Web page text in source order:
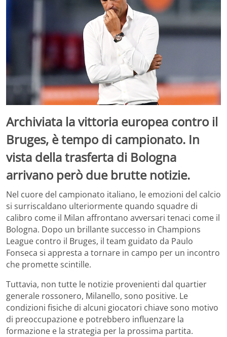
Archiviata la vittoria europea contro il
Bruges, è tempo di campionato. In
vista della trasferta di Bologna
arrivano però due brutte notizie.
Nel cuore del campionato italiano, le emozioni del calcio
si surriscaldano ulteriormente quando squadre di
calibro come il Milan affrontano avversari tenaci come il
Bologna. Dopo un brillante successo in Champions
League contro il Bruges, il team guidato da Paulo
Fonseca si appresta a tornare in campo per un incontro
che promette scintille.
Tuttavia, non tutte le notizie provenienti dal quartier
generale rossonero, Milanello, sono positive. Le
condizioni fisiche di alcuni giocatori chiave sono motivo
di preoccupazione e potrebbero influenzare la
formazione e la strategia per la prossima partita.